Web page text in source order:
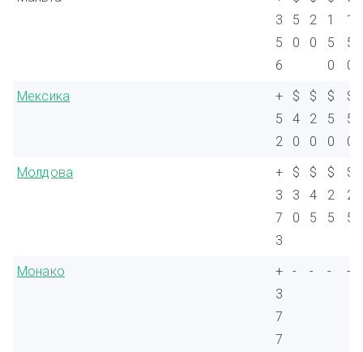
3
5
6
5
0
2
0
1
5
0
1
5
0
Мексика
+
5
2
$
4
0
$
2
0
$
5
0
$
5
0
Молдова
+
3
7
3
$
3
0
$
4
5
$
2
5
$
2
5
Монако
+
3
7
7
- - - -